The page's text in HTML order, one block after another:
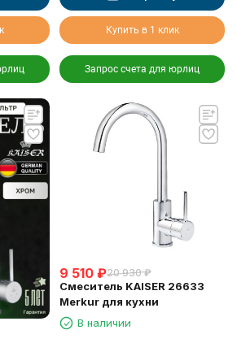
Купить в 1 клик
Запрос счета для юрлиц
9 510 ₽20 930 ₽
Смеситель KAISER 26633
Merkur для кухни
В наличии